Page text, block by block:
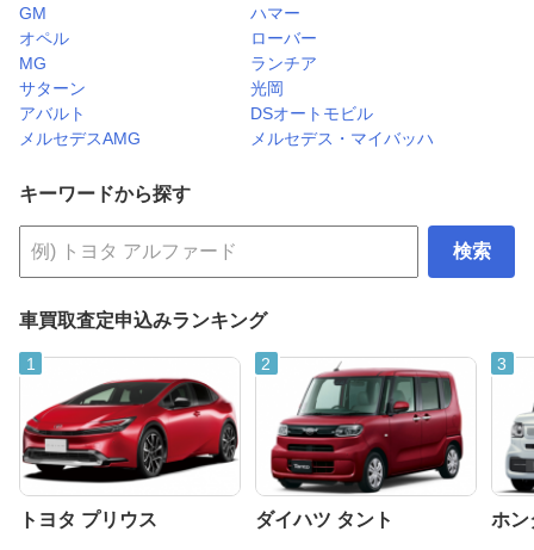
GM
ハマー
オペル
ローバー
MG
ランチア
サターン
光岡
アバルト
DSオートモビル
メルセデスAMG
メルセデス・マイバッハ
キーワードから探す
検索
車買取査定申込みランキング
トヨタ プリウス ダイハツ タント ホン